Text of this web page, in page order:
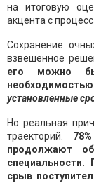
на итоговую
акцента с
Сохранение
взвешенное
его можно
установленные
Но реальная
траекторий.
продолжают
срыв